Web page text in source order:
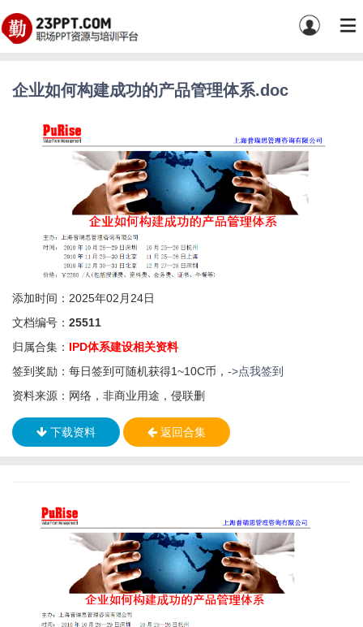
企业如何构建成功的产品管理体系.doc
添加时间：2025年02月24日
文档编号： 25511
归属合集： IPD体系建设相关资料
签到奖励：每日签到可随机获得1~10C币， ->点我签到
资料来源：网络，非商业用途，侵联删
下载资料 返回合集